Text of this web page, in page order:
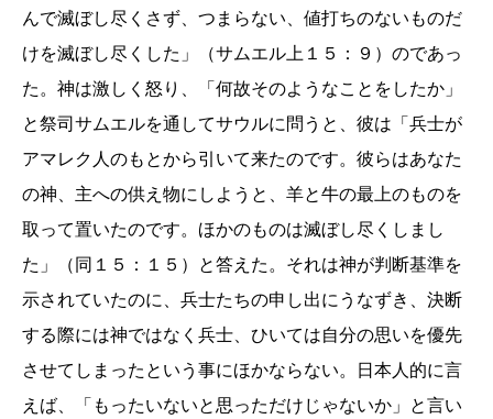
んで滅ぼし尽くさず、つまらない、値打ちのないものだ
けを滅ぼし尽くした」（サムエル上１５：９）のであっ
た。神は激しく怒り、「何故そのようなことをしたか」
と祭司サムエルを通してサウルに問うと、彼は「兵士が
アマレク人のもとから引いて来たのです。彼らはあなた
の神、主への供え物にしようと、羊と牛の最上のものを
取って置いたのです。ほかのものは滅ぼし尽くしまし
た」（同１５：１５）と答えた。それは神が判断基準を
示されていたのに、兵士たちの申し出にうなずき、決断
する際には神ではなく兵士、ひいては自分の思いを優先
させてしまったという事にほかならない。日本人的に言
えば、「もったいないと思っただけじゃないか」と言い